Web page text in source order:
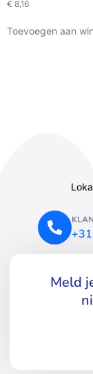
€ 8,16
Toevoegen aan
Meld